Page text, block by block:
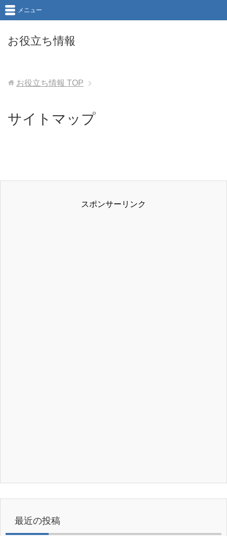
お役立ち情報
メニュー
お役立ち情報 TOP
サイトマップ
スポンサーリンク
最近の投稿